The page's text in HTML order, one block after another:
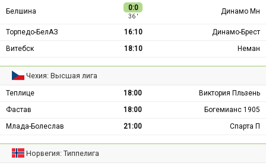
Белшина 0:0
36 ′
Динамо Мн
Торпедо-БелАЗ 16:10
Динамо-Брест
Витебск
18:10 Неман
Чехия: Высшая лига
Теплице 18:00
Виктория Пльзень
Фастав
18:00
Богемианс 1905
Млада-Болеслав
21:00 Спарта П
Норвегия: Типпелига